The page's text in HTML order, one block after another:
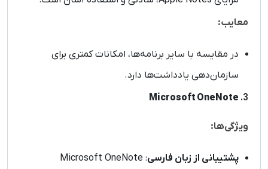
معایب:
در مقایسه با سایر برنامه‌ها، امکانات کمتری برای
سازمان‌دهی یادداشت‌ها دارد.
3.
Microsoft OneNote
ویژگی‌ها:
پشتیبانی از زبان فارسی : Microsoft OneNote